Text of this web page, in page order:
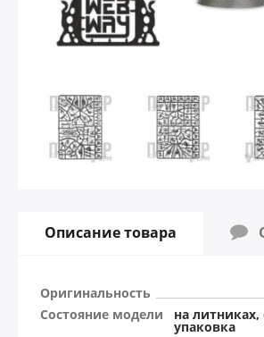
Описание товара
Оригинальность
Состояние модели
на литниках,
упаковка